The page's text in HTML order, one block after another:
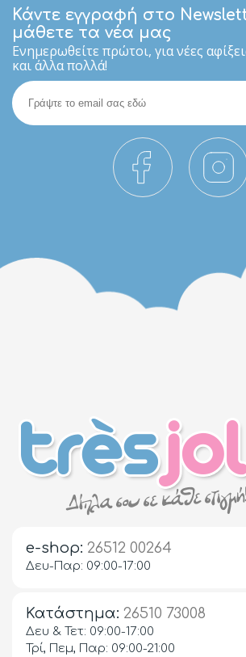
Κάντε εγγραφή στο
μάθετε τα νέα μας
Eνημερωθείτε πρώτοι, για νέες
και άλλα πολλά!
e-shop: 26512 00264
Δευ-Παρ: 09:00-17:00
Κατάστημα: 26510 73008
Δευ & Τετ: 09:00-17:00
Τρί, Πεμ, Παρ: 09:00-21:00